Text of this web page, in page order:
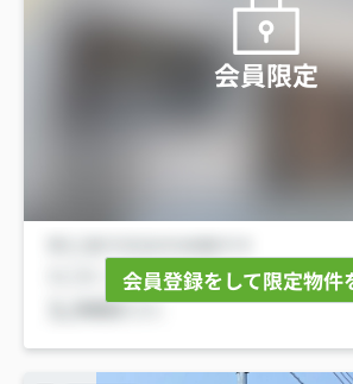
会員限定
会員登録をして限定物件